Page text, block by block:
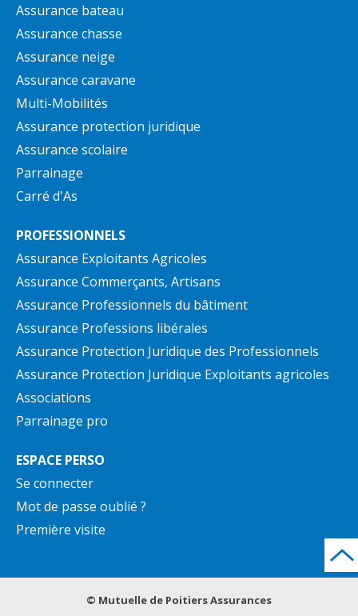
Assurance bateau
Assurance chasse
Assurance neige
Assurance caravane
Multi-Mobilités
Assurance protection juridique
Assurance scolaire
Parrainage
Carré d'As
PROFESSIONNELS
Assurance Exploitants Agricoles
Assurance Commerçants, Artisans
Assurance Professionnels du bâtiment
Assurance Professions libérales
Assurance Protection Juridique des Professionnels
Assurance Protection Juridique Exploitants agricoles
Associations
Parrainage pro
ESPACE PERSO
Se connecter
Mot de passe oublié ?
Première visite
© Mutuelle de Poitiers Assurances